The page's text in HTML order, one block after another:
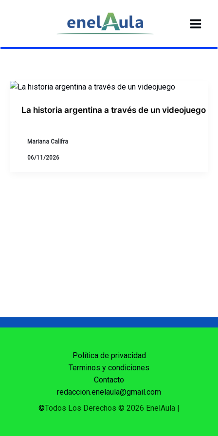
La historia argentina a través de un videojuego
Mariana Califra
06/11/2026
Política de privacidad
Terminos y condiciones
Contacto
redaccion.enelaula@gmail.com
©Todos Los Derechos © 2026 EnelAula |